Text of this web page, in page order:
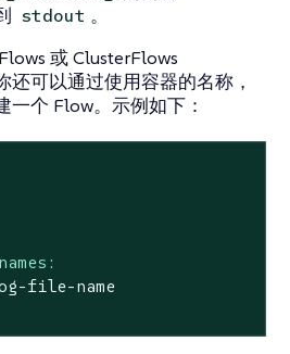
stdout 。
Flows 或ClusterFlows
还可以通过使用容器的名称，
一个 Flow。示例如下：
file-name